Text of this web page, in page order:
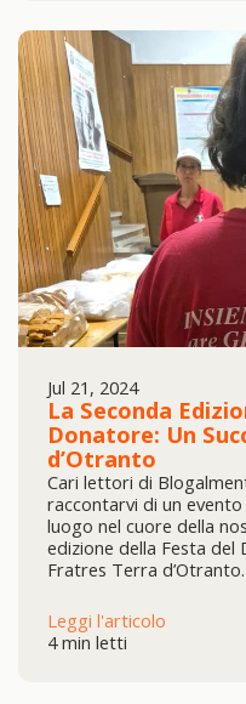
Jul 21, 2024
La Seconda
Donatore: Un
d’Otranto
Cari lettori di
raccontarvi di un
luogo nel cuore della
edizione della Festa
Fratres Terra d’Otranto.
Leggi l'articolo
4 min letti